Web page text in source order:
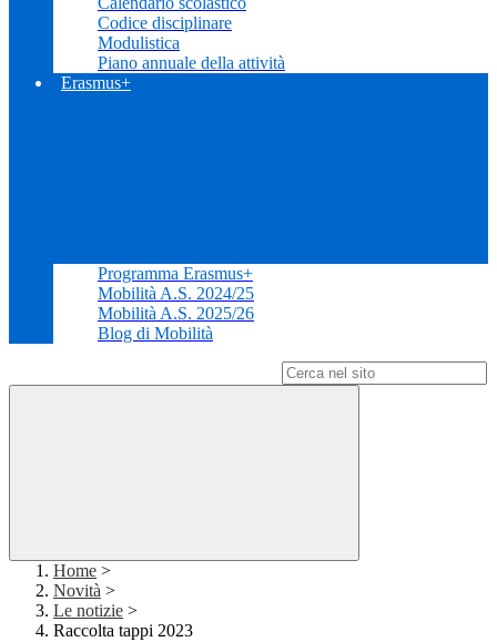
Codice disciplinare
Modulistica
Piano annuale della attività
Erasmus+
Programma Erasmus+
Mobilità A.S. 2024/25
Mobilità A.S. 2025/26
Blog di Mobilità
Home >
Novità >
Le notizie >
Raccolta tappi 2023